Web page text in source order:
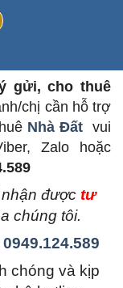
gửi, cho thuê
chị cần hỗ trợ
Nhà Đất vui
Zalo hoặc
được tư
chúng tôi.
0949.124.589
chóng và kịp